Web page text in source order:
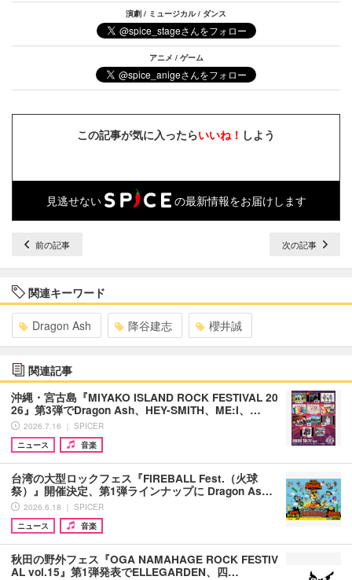
演劇 / ミュージカル / ダンス
アニメ / ゲーム
この記事が気に入ったらいいね！ しよう
見逃せない の最新情報をお届けします
前の記事 次の記事
関連キーワード
Dragon Ash 降谷建志 櫻井誠
関連記事
沖縄・宮古島『MIYAKO ISLAND ROCK FESTIVAL 20
26』第3弾でDragon Ash、HEY-SMITH、ME:I、…
2026.7.16 ｜ SPICER
ニュース
音楽
台湾の大型ロックフェス『FIREBALL Fest.（火球
祭）』開催決定、第1弾ラインナップに Dragon As…
2026.6.18 ｜ SPICER
ニュース
音楽
秋田の野外フェス『OGA NAMAHAGE ROCK FESTIV
AL vol.15』第1弾発表でELLEGARDEN、四…